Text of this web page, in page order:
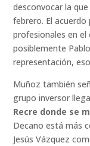
desconvocar la
febrero. El
profesionales en el
posiblemente
representación,
Muñoz también
grupo inversor
Recre donde se
Decano está más
Jesús Vázquez